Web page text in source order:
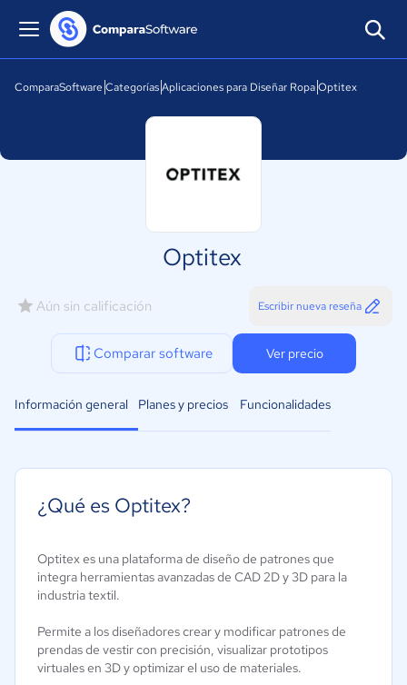
ComparaSoftware CategoríasAplicaciones para Diseñar RopaOptitex
Optitex
Aún sin calificación Escribir nueva reseña
Comparar software Ver precio
Información general Planes y precios Funcionalidades
¿Qué es Optitex?
Optitex es una plataforma de diseño de patrones que
integra herramientas avanzadas de CAD 2D y 3D para la
industria textil.
Permite a los diseñadores crear y modificar patrones de
prendas de vestir con precisión, visualizar prototipos
virtuales en 3D y optimizar el uso de materiales.